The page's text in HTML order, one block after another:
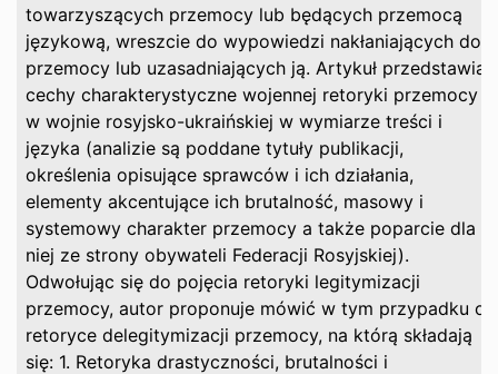
towarzyszących przemocy lub będących przemocą
językową, wreszcie do wypowiedzi nakłaniających do
przemocy lub uzasadniających ją. Artykuł przedstawia
cechy charakterystyczne wojennej retoryki przemocy
w wojnie rosyjsko-ukraińskiej w wymiarze treści i
języka (analizie są poddane tytuły publikacji,
określenia opisujące sprawców i ich działania,
elementy akcentujące ich brutalność, masowy i
systemowy charakter przemocy a także poparcie dla
niej ze strony obywateli Federacji Rosyjskiej).
Odwołując się do pojęcia retoryki legitymizacji
przemocy, autor proponuje mówić w tym przypadku o
retoryce delegitymizacji przemocy, na którą składają
się: 1. Retoryka drastyczności, brutalności i